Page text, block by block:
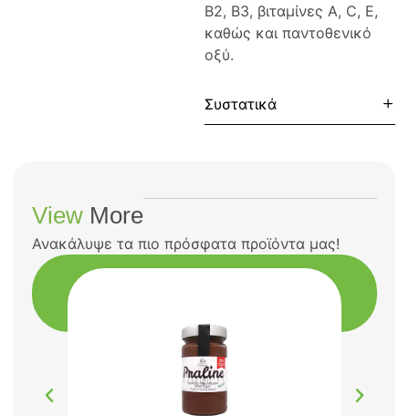
Β2, Β3, βιταμίνες Α, C, E,
καθώς και παντοθενικό
οξύ.
Συστατικά
View More
Ανακάλυψε τα πιο πρόσφατα προϊόντα μας!